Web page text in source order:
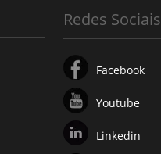
Redes Sociais
Facebook
Youtube
Linkedin